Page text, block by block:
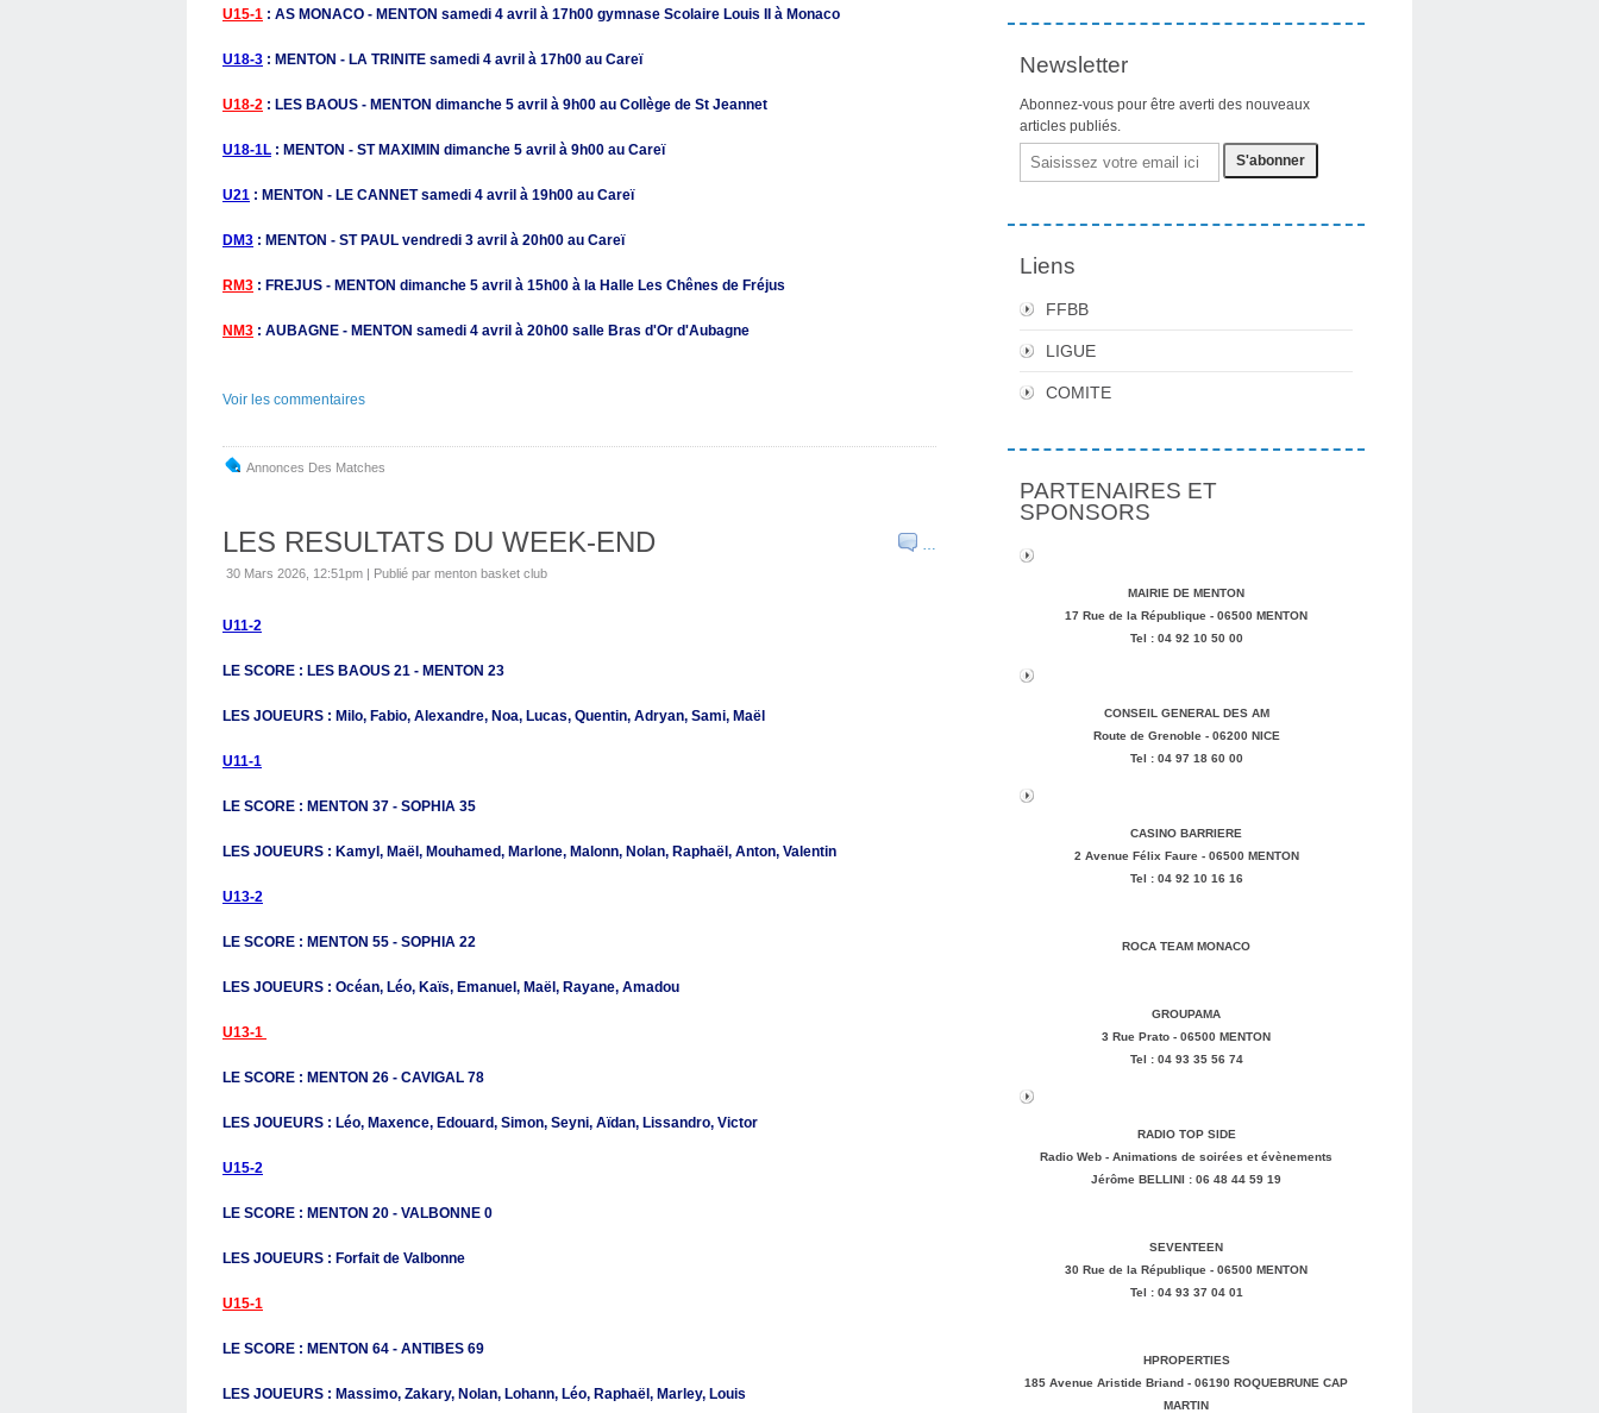
U15-1 : AS MONACO - MENTON samedi 4 avril à 17h00 gymnase Scolaire Louis II à Monaco
U18-3 : MENTON - LA TRINITE samedi 4 avril à 17h00 au Careï
U18-2 : LES BAOUS - MENTON dimanche 5 avril à 9h00 au Collège de St Jeannet
U18-1L : MENTON - ST MAXIMIN dimanche 5 avril à 9h00 au Careï
U21 : MENTON - LE CANNET samedi 4 avril à 19h00 au Careï
DM3 : MENTON - ST PAUL vendredi 3 avril à 20h00 au Careï
RM3 : FREJUS - MENTON dimanche 5 avril à 15h00 à la Halle Les Chênes de Fréjus
NM3 : AUBAGNE - MENTON samedi 4 avril à 20h00 salle Bras d'Or d'Aubagne
Voir les commentaires
Annonces Des Matches
…
LES RESULTATS DU WEEK-END
30 Mars 2026, 12:51pm | Publié par menton basket club
U11-2
LE SCORE : LES BAOUS 21 - MENTON 23
LES JOUEURS : Milo, Fabio, Alexandre, Noa, Lucas, Quentin, Adryan, Sami, Maël
U11-1
LE SCORE : MENTON 37 - SOPHIA 35
LES JOUEURS : Kamyl, Maël, Mouhamed, Marlone, Malonn, Nolan, Raphaël, Anton, Valentin
U13-2
LE SCORE : MENTON 55 - SOPHIA 22
LES JOUEURS : Océan, Léo, Kaïs, Emanuel, Maël, Rayane, Amadou
U13-1
LE SCORE : MENTON 26 - CAVIGAL 78
LES JOUEURS : Léo, Maxence, Edouard, Simon, Seyni, Aïdan, Lissandro, Victor
U15-2
LE SCORE : MENTON 20 - VALBONNE 0
LES JOUEURS : Forfait de Valbonne
U15-1
LE SCORE : MENTON 64 - ANTIBES 69
LES JOUEURS : Massimo, Zakary, Nolan, Lohann, Léo, Raphaël, Marley, Louis
Newsletter
Abonnez-vous pour être averti des nouveaux
articles publiés.
Email
Liens
FFBB
LIGUE
COMITE
PARTENAIRES ET
SPONSORS
MAIRIE DE MENTON
17 Rue de la République - 06500 MENTON
Tel : 04 92 10 50 00
CONSEIL GENERAL DES AM
Route de Grenoble - 06200 NICE
Tel : 04 97 18 60 00
CASINO BARRIERE
2 Avenue Félix Faure - 06500 MENTON
Tel : 04 92 10 16 16
ROCA TEAM MONACO
GROUPAMA
3 Rue Prato - 06500 MENTON
Tel : 04 93 35 56 74
RADIO TOP SIDE
Radio Web - Animations de soirées et évènements
Jérôme BELLINI : 06 48 44 59 19
SEVENTEEN
30 Rue de la République - 06500 MENTON
Tel : 04 93 37 04 01
HPROPERTIES
185 Avenue Aristide Briand - 06190 ROQUEBRUNE CAP
MARTIN